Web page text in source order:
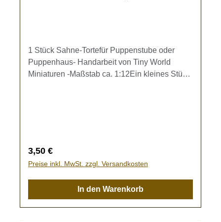
1 Stück Sahne-Tortefür Puppenstube oder
Puppenhaus- Handarbeit von Tiny World
Miniaturen -Maßstab ca. 1:12Ein kleines Stück
Freunde, bitte bedenken Sie, dass alle hier
angebotenen Artikel liebevoll in Handarbeit
gefertigt wurden. Dabei kann es vorkommen,
dass ein Artikel minimale Abweichungen von
Regulärer Preis:
3,50 €
Preise inkl. MwSt. zzgl. Versandkosten
In den Warenkorb